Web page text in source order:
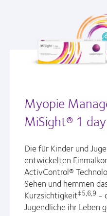
Myopie
MiSight® 1 day
Die für Kinder und
entwickelten
ActivControl®
Sehen und hemmen
Kurzsichtigkeit‡5,6,9 -
Jugendliche ihr Leben